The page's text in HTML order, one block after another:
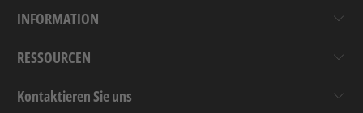
INFORMATION
RESSOURCEN
Kontaktieren Sie uns